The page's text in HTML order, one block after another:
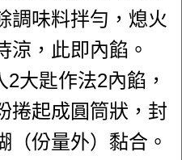
調味料拌勻，熄火
涼，此即內餡。
大匙作法2內餡，
捲起成圓筒狀，封
（份量外）黏合。